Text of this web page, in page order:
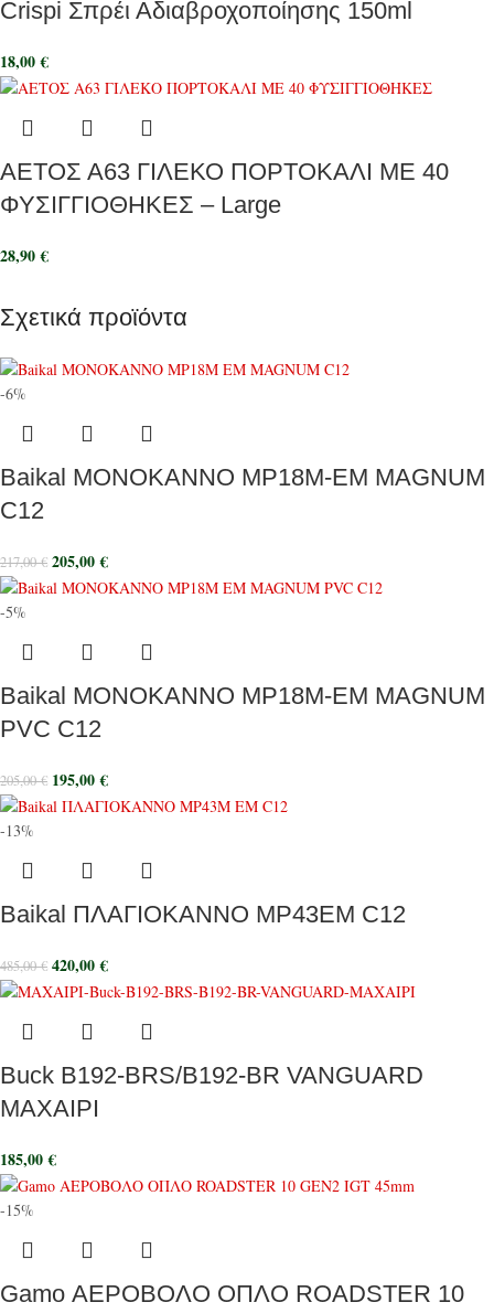
Crispi Σπρέι Αδιαβροχοποίησης 150ml
18,00€
ΑΕΤΟΣ Α63 ΓΙΛΕΚΟ ΠΟΡΤΟΚΑΛΙ ΜΕ 40
ΦΥΣΙΓΓΙΟΘΗΚΕΣ – Large
28,90€
Σχετικά προϊόντα
-6%
Baikal ΜΟΝΟΚΑΝΝΟ MP18M-EM MAGNUM
C12
217,00€ 205,00€
-5%
Baikal ΜΟΝΟΚΑΝΝΟ MP18M-EM MAGNUM
PVC C12
205,00€ 195,00€
-13%
Baikal ΠΛΑΓΙΟΚΑΝΝΟ MP43ΕΜ C12
485,00€ 420,00€
Buck B192-BRS/B192-BR VANGUARD
MAXAIΡI
185,00€
-15%
Gamo ΑΕΡΟΒΟΛΟ ΟΠΛΟ ROADSTER 10